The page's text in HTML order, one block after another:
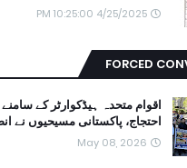
4/25/2025 10:25:00 PM
FORCED
احتجاج، پاکستانی مسیحیوں نے
May 08, 2026